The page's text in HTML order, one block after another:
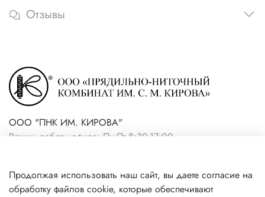
Отзывы
ООО "ПНК ИМ. КИРОВА"
Режим работы офиса: Пн-Пт 8:30-17:00
магазин)
Продолжая использовать наш сайт, вы даете согласие на
обработку файлов cookie, которые обеспечивают